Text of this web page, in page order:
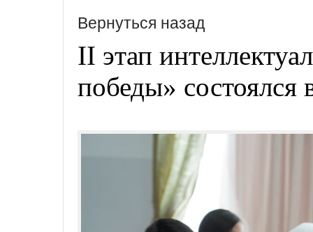
Вернуться назад
II этап
победы» состоялся